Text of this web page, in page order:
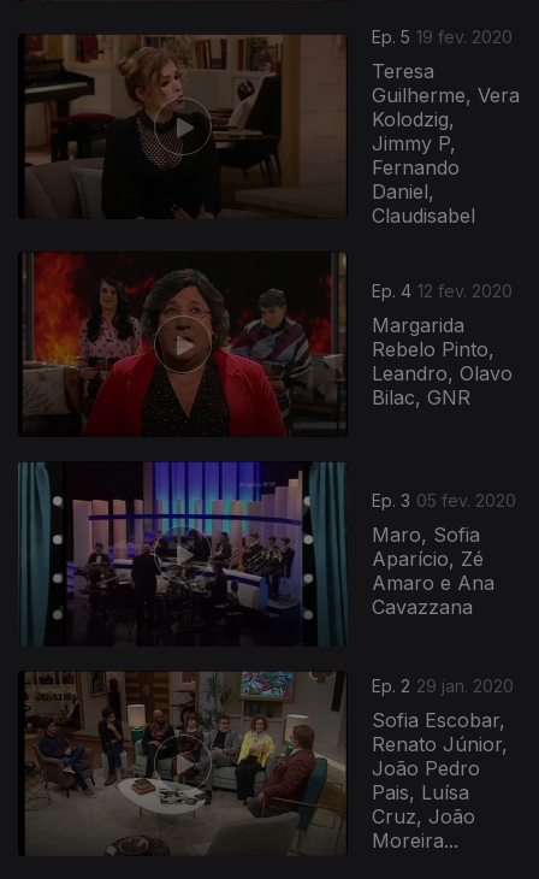
Ep. 5 19 fev. 2020
Teresa
Guilherme, Vera
Kolodzig,
Jimmy P,
Fernando
Daniel,
Claudisabel
Ep. 4 12 fev. 2020
Margarida
Rebelo Pinto,
Leandro, Olavo
Bilac, GNR
Ep. 3 05 fev. 2020
Maro, Sofia
Aparício, Zé
Amaro e Ana
Cavazzana
Ep. 2 29 jan. 2020
Sofia Escobar,
Renato Júnior,
João Pedro
Pais, Luísa
Cruz, João
Moreira...
453204